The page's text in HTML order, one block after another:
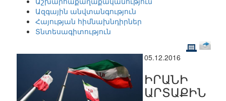
Ազգային անվտանգություն
Հայության հիմնախնդիրներ
Տնտեսագիտություն
05.12.2016
ԻՐԱՆԻ
ԱՐՏԱՔԻՆ